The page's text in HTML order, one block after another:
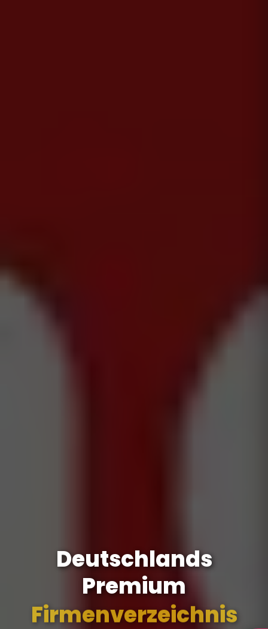
Deutschlands
Premium
Firmenverzeichnis